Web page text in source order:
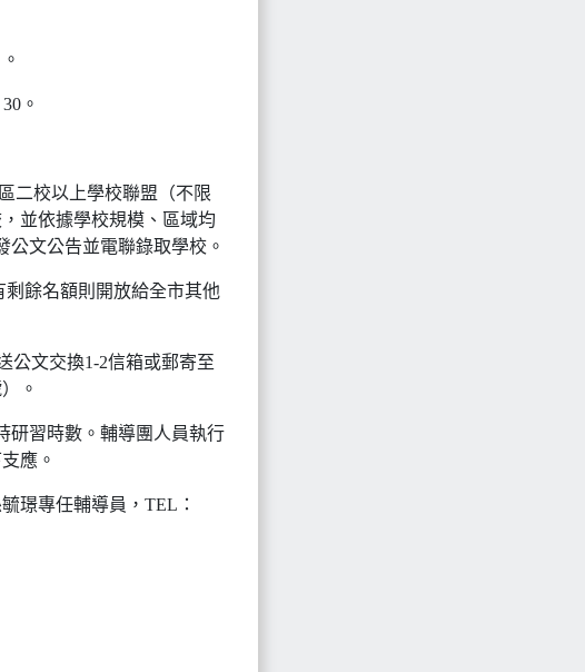
。
二校以上學校聯盟（不限
並依據學校規模、區域均
文公告並電聯錄取學校。
餘名額則開放給全市其他
公文交換1-2信箱或郵寄至
。
研習時數。輔導團人員執行
應。
璟專任輔導員，TEL：